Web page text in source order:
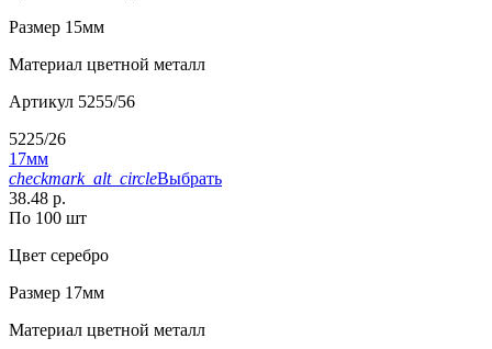
Размер 15мм
Материал цветной металл
Артикул 5255/56
5225/26
17мм
checkmark_alt_circleВыбрать
38.48 р.
По 100 шт
Цвет серебро
Размер 17мм
Материал цветной металл